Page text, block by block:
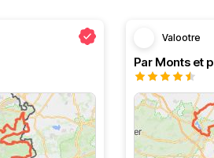
Valootre
Par Monts et